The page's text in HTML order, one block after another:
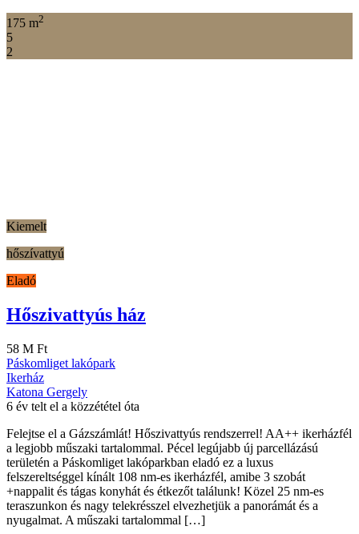
175 m2
5
2
Kiemelt
hőszívattyú
Eladó
Hőszivattyús ház
58 M Ft
Páskomliget lakópark
Ikerház
Katona Gergely
6 év telt el a közzététel óta
Felejtse el a Gázszámlát! Hőszivattyús rendszerrel! AA++ ikerházfél
a legjobb műszaki tartalommal. Pécel legújabb új parcellázású
területén a Páskomliget lakóparkban eladó ez a luxus
felszereltséggel kínált 108 nm-es ikerházfél, amibe 3 szobát
+nappalit és tágas konyhát és étkezőt találunk! Közel 25 nm-es
teraszunkon és nagy telekrésszel elvezhetjük a panorámát és a
nyugalmat. A műszaki tartalommal […]